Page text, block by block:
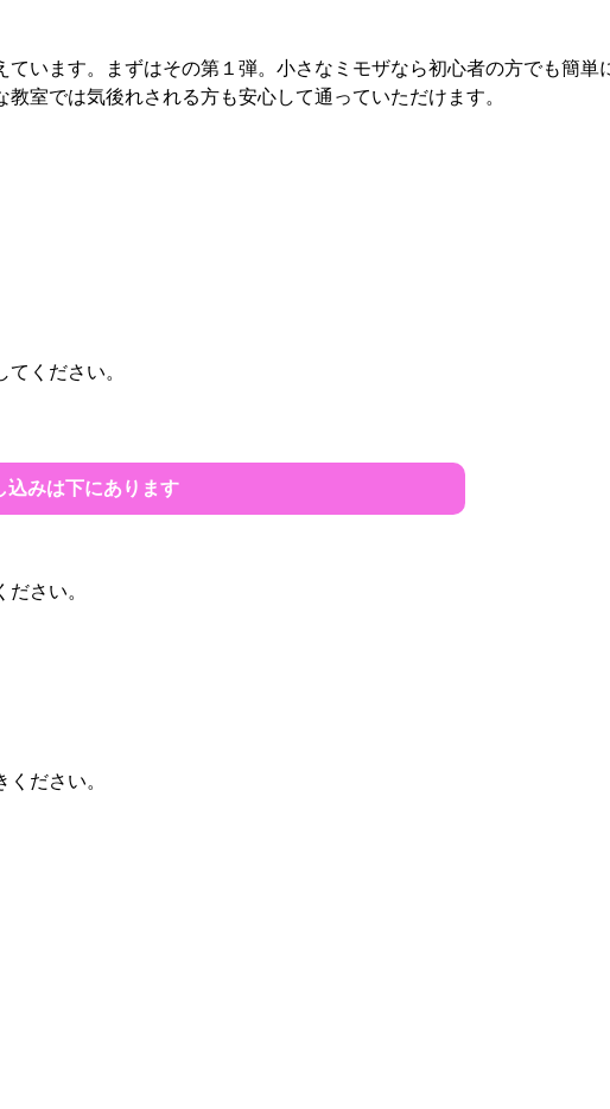
います。まずはその第１弾。小さなミモザなら初心者の方でも簡単
室では気後れされる方も安心して通っていただけます。
ください。
込みは下にあります
さい。
ださい。